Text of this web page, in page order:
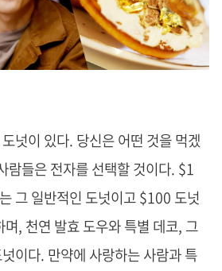
넛이 있다. 당신은 어떤 것을 먹겠
람들은 전자를 선택할 것이다. $1
그 일반적인 도넛이고 $100 도넛
, 천연 발효 도우와 특별 데코, 그
이다. 만약에 사랑하는 사람과 특